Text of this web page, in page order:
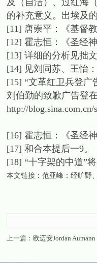
及（自洁）、过红海
的补充意义。出埃及
[11] 唐崇平：《基督
[12] 霍志恒：《圣经
[13] 详细的分析见拙
[14] 见刘同苏、王怡
[15] “文革红卫兵登广
刘伯勤的致歉广告登
http://blog.sina.com.cn/
[16] 霍志恒：《圣经
[17] 和合本提后一9。
[18] “十字架的中道”
本文链接： 范亚峰：经旷野
上一篇： 欧迈安Jordan